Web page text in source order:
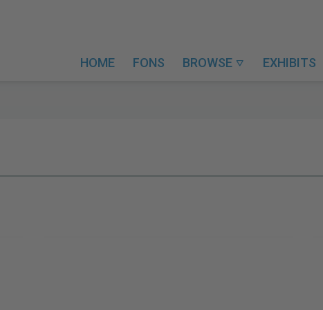
HOME FONS BROWSE  EXHIBITS